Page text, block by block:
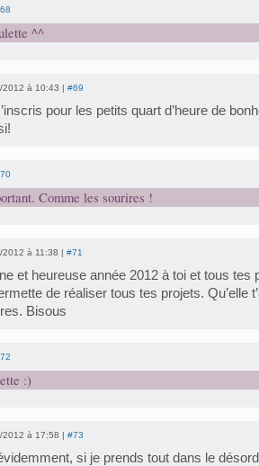
^^
2012 à 10:43 | #69
pour les petits quart d’heure de
Comme les sourires !
2012 à 11:38 | #71
et heureuse année 2012 à toi et tous tes
de réaliser tous tes projets. Qu’elle
Bisous
:)
2012 à 17:58 | #73
si je prends tout dans le